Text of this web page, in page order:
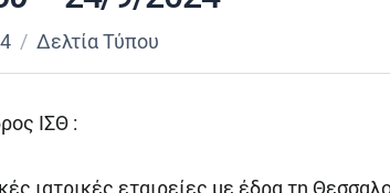
Δελτία Τύπου
ΙΣΘ :
ιατρικές εταιρείες με έδρα τη